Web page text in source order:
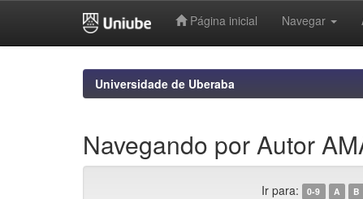
Página inicial Navegar
Universidade de Uberaba
Navegando por Autor
Ir para: 0-9 A B